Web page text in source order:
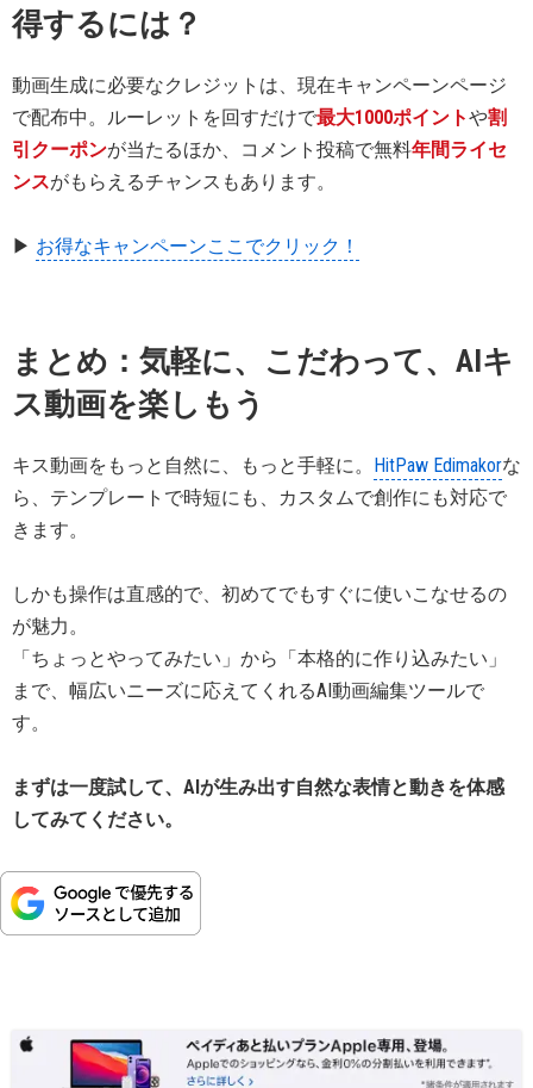
得するには？
動画生成に必要なクレジットは、現在キャンペーンページ
で配布中。ルーレットを回すだけで最大1000ポイントや割
引クーポンが当たるほか、コメント投稿で無料年間ライセ
ンスがもらえるチャンスもあります。
▶ お得なキャンペーンここでクリック！
まとめ：気軽に、こだわって、AIキ
ス動画を楽しもう
キス動画をもっと自然に、もっと手軽に。 HitPaw Edimakorな
ら、テンプレートで時短にも、カスタムで創作にも対応で
きます。
しかも操作は直感的で、初めてでもすぐに使いこなせるの
が魅力。
「ちょっとやってみたい」から「本格的に作り込みたい」
まで、幅広いニーズに応えてくれるAI動画編集ツールで
す。
まずは一度試して、AIが生み出す自然な表情と動きを体感
してみてください。